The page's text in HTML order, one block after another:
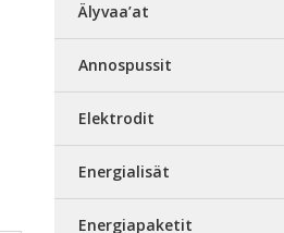
Älyvaa’at
Annospussit
Elektrodit
Energialisät
Energiapaketit